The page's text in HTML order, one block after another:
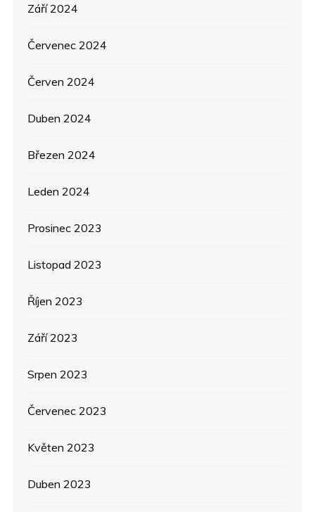
Září 2024
Červenec 2024
Červen 2024
Duben 2024
Březen 2024
Leden 2024
Prosinec 2023
Listopad 2023
Říjen 2023
Září 2023
Srpen 2023
Červenec 2023
Květen 2023
Duben 2023